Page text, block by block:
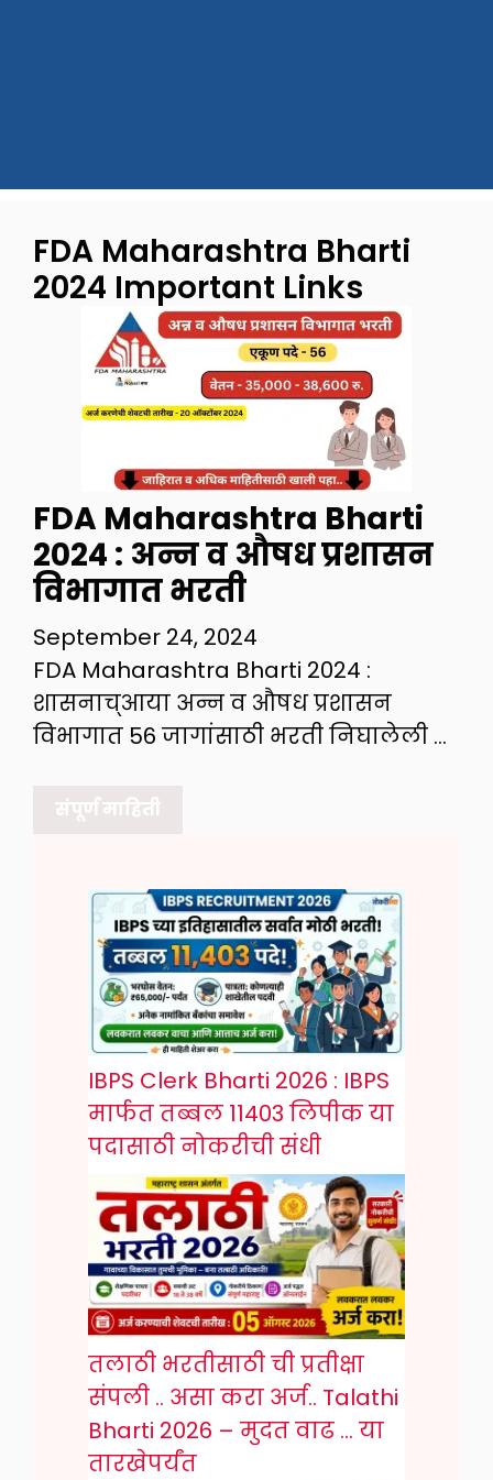
FDA Maharashtra Bharti
2024 Important Links
FDA Maharashtra Bharti
2024 : अन्न व औषध प्रशासन
विभागात भरती
September 24, 2024
FDA Maharashtra Bharti 2024 :
शासनाच्आया अन्न व औषध प्रशासन
विभागात 56 जागांसाठी भरती निघालेली …
संपूर्ण माहिती
IBPS Clerk Bharti 2026 : IBPS
मार्फत तब्बल 11403 लिपीक या
पदासाठी नोकरीची संधी
तलाठी भरतीसाठी ची प्रतीक्षा
संपली .. असा करा अर्ज.. Talathi
Bharti 2026 – मुदत वाढ … या
तारखेपर्यंत